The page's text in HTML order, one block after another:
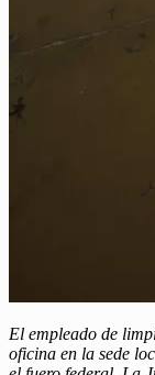
El empleado de
oficina en la sede